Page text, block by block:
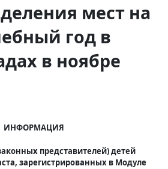
мест на
год в
в ноябре
ИНФОРМАЦИЯ
представителей) детей
зарегистрированных в Модуле